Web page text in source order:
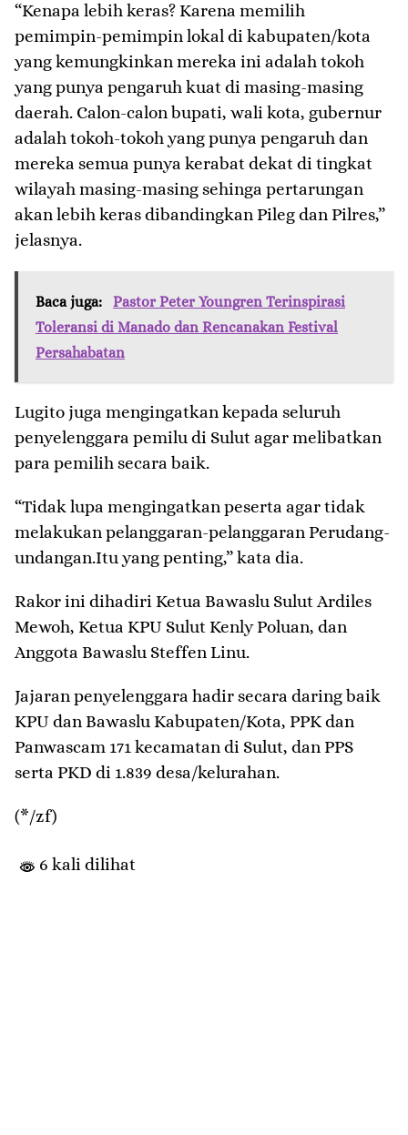
“Kenapa lebih keras? Karena memilih
pemimpin-pemimpin lokal di kabupaten/kota
yang kemungkinkan mereka ini adalah tokoh
yang punya pengaruh kuat di masing-masing
daerah. Calon-calon bupati, wali kota, gubernur
adalah tokoh-tokoh yang punya pengaruh dan
mereka semua punya kerabat dekat di tingkat
wilayah masing-masing sehinga pertarungan
akan lebih keras dibandingkan Pileg dan Pilres,”
jelasnya.
Baca juga:
Pastor Peter Youngren Terinspirasi
Toleransi di Manado dan Rencanakan Festival
Persahabatan
Lugito juga mengingatkan kepada seluruh
penyelenggara pemilu di Sulut agar melibatkan
para pemilih secara baik.
“Tidak lupa mengingatkan peserta agar tidak
melakukan pelanggaran-pelanggaran Perudang-
undangan.Itu yang penting,” kata dia.
Rakor ini dihadiri Ketua Bawaslu Sulut Ardiles
Mewoh, Ketua KPU Sulut Kenly Poluan, dan
Anggota Bawaslu Steffen Linu.
Jajaran penyelenggara hadir secara daring baik
KPU dan Bawaslu Kabupaten/Kota, PPK dan
Panwascam 171 kecamatan di Sulut, dan PPS
serta PKD di 1.839 desa/kelurahan.
(*/zf)
6 kali dilihat